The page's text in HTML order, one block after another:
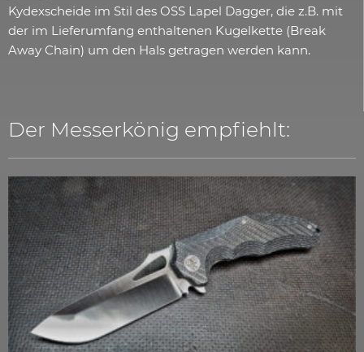
Kydexscheide im Stil des OSS Lapel Dagger, die z.B. mit
der im Lieferumfang enthaltenen Kugelkette (Break
Away Chain) um den Hals getragen werden kann.
Der Messerkönig empfiehlt: